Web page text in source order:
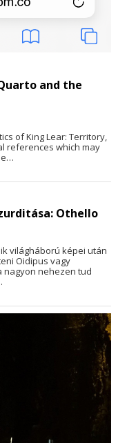
and the
of King Lear: Territory,
references which may
Othello
világháború képei után
Oidipus vagy
nagyon nehezen tud